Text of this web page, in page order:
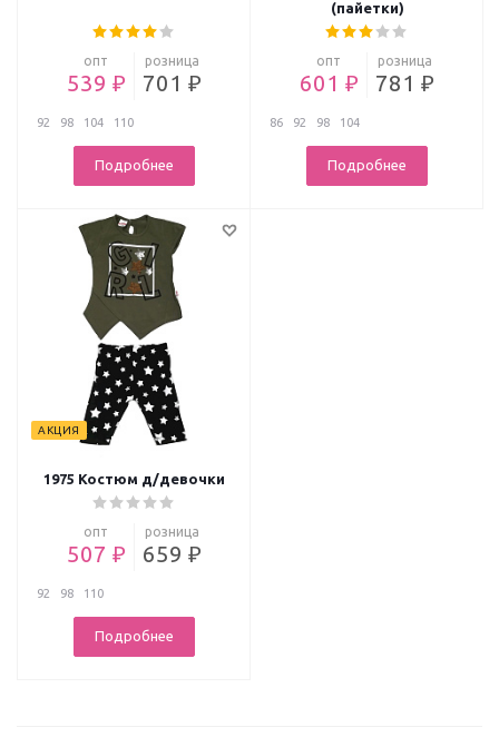
опт
539 ₽
розница
701 ₽
92 98 104 110
Подробнее
(пайетки)
опт
601 ₽
розница
781 ₽
86 92 98 104
Подробнее
АКЦИЯ
1975 Костюм д/девочки
опт
507 ₽
розница
659 ₽
92 98 110
Подробнее